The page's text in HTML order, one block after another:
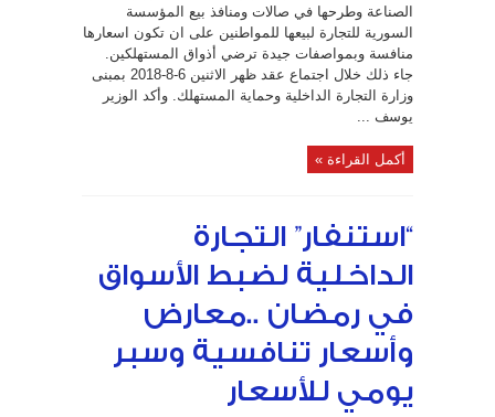
الصناعة وطرحها في صالات ومنافذ بيع المؤسسة
السورية للتجارة لبيعها للمواطنين على ان تكون اسعارها
منافسة وبمواصفات جيدة ترضي أذواق المستهلكين.
جاء ذلك خلال اجتماع عقد ظهر الاثنين 6-8-2018 بمبنى
وزارة التجارة الداخلية وحماية المستهلك. وأكد الوزير
يوسف ...
أكمل القراءة »
“استنفار” التجارة
الداخلية لضبط الأسواق
في رمضان ..معارض
وأسعار تنافسية وسبر
يومي للأسعار